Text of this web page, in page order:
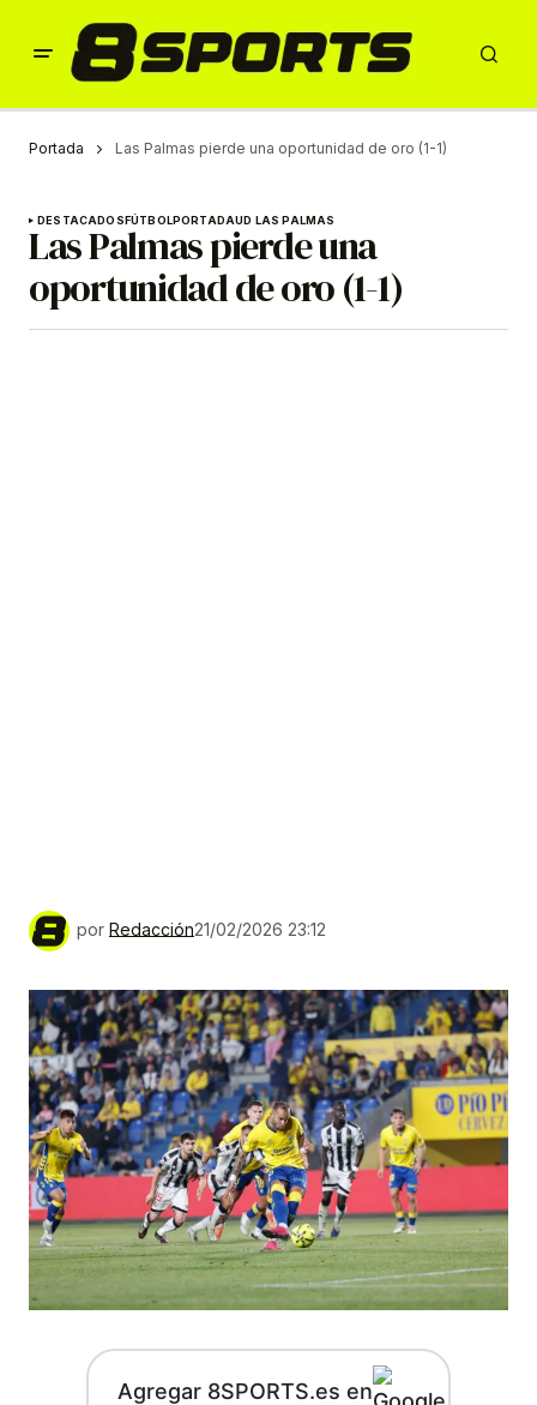
Portada Las Palmas pierde una oportunidad de oro (1-1)
DESTACADOSFÚTBOLPORTADAUD LAS PALMAS
Las Palmas pierde una
oportunidad de oro (1-1)
por Redacción21/02/2026 23:12
Agregar 8SPORTS.es en